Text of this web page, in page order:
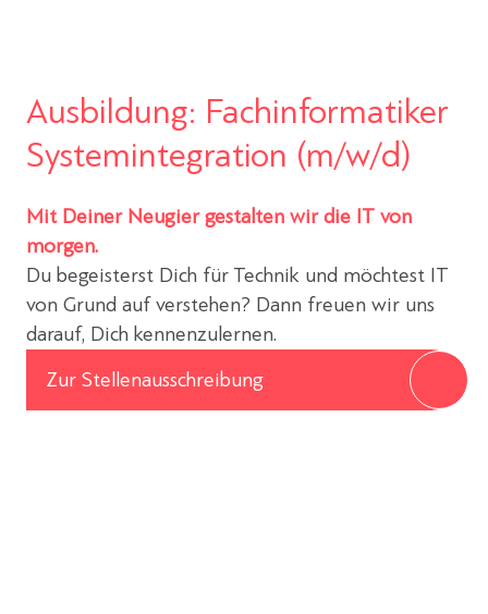
Ausbildung: Fachinformatiker
Systemintegration (m/w/d)
Mit Deiner Neugier gestalten wir die IT von
morgen.
Du begeisterst Dich für Technik und möchtest IT
von Grund auf verstehen? Dann freuen wir uns
darauf, Dich kennenzulernen.
Zur Stellenausschreibung